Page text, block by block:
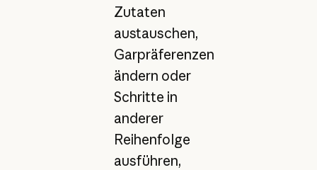
Zutaten
austauschen,
Garpräferenzen
ändern oder
Schritte in
anderer
Reihenfolge
ausführen,